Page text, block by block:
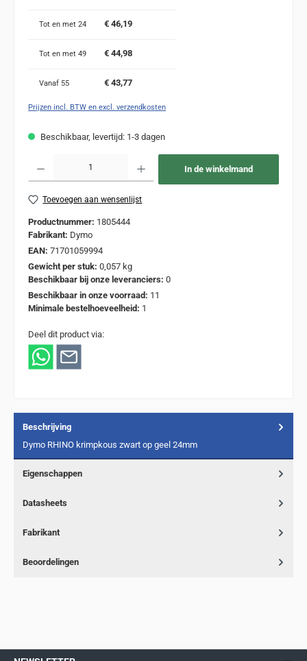
Tot en met 24 € 46,19
Tot en met 49 € 44,98
Vanaf 55 € 43,77
Prijzen incl. BTW en excl. verzendkosten
Beschikbaar, levertijd: 1-3 dagen
In de winkelmand
Toevoegen aan wensenlijst
Productnummer: 1805444
Fabrikant: Dymo
EAN: 71701059994
Gewicht per stuk: 0,057 kg
Beschikbaar bij onze leveranciers: 0
Beschikbaar in onze voorraad: 11
Minimale bestelhoeveelheid: 1
Deel dit product via:
Beschrijving
Dymo RHINO krimpkous zwart op geel 24mm
Eigenschappen
Datasheets
Fabrikant
Beoordelingen